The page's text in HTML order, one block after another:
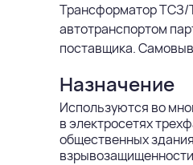
Трансформатор ТСЗ/
автотранспортом
поставщика.
Назначение
Используются во
в электросетях
общественных